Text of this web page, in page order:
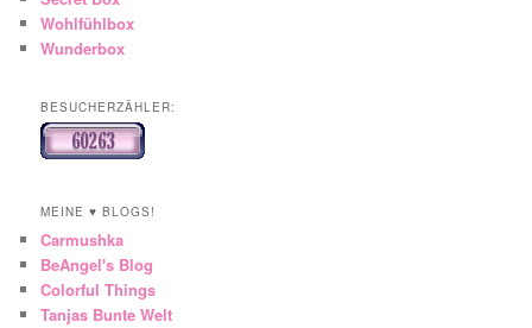
Wohlfühlbox
Wunderbox
BESUCHERZÄHLER:
MEINE ♥ BLOGS!
Carmushka
BeAngel's Blog
Colorful Things
Tanjas Bunte Welt